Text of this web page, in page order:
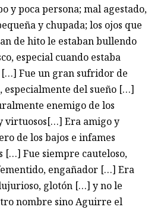
y poca persona; mal agestado,
y chupada; los ojos que
de hito le estaban bullendo
especial cuando estaba
[…] Fue un gran sufridor de
especialmente del sueño […]
enemigo de los
virtuosos[…] Era amigo y
de los bajos e infames
[…] Fue siempre cauteloso,
engañador […] Era
glotón […] y no le
nombre sino Aguirre el